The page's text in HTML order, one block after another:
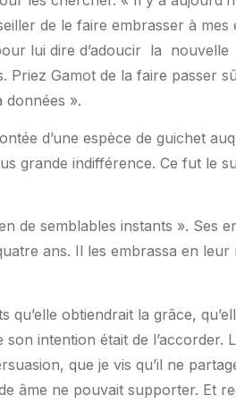
de le faire embrasser à
lui dire d’adoucir
la nouvelle
Priez Gamot de la faire passer
données ».
d’une espèce de guichet
grande indifférence. Ce fut le
de semblables instants ». Ses
ans. Il les embrassa en
obtiendrait la grâce,
intention était de l’accorder.
que je vis qu’il ne
âme ne pouvait supporter. Et